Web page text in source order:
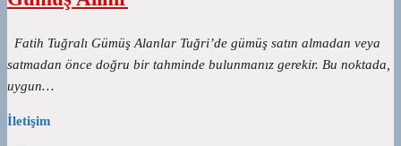
Fatih Tuğralı Gümüş Alanlar Tuğri’de gümüş satın almadan veya
satmadan önce doğru bir tahminde bulunmanız gerekir. Bu noktada,
uygun…
İletişim